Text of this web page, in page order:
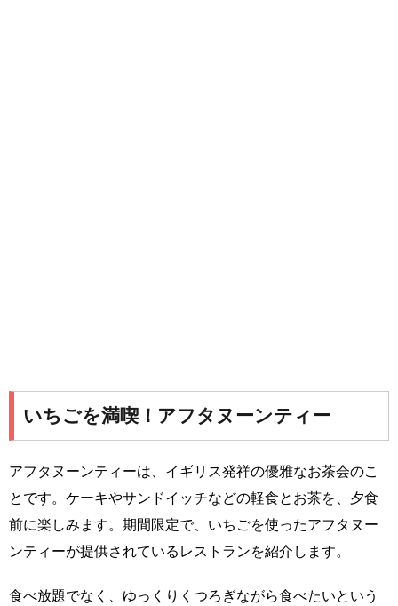
いちごを満喫！アフタヌーンティー
アフタヌーンティーは、イギリス発祥の優雅なお茶会のこ
とです。ケーキやサンドイッチなどの軽食とお茶を、夕食
前に楽しみます。期間限定で、いちごを使ったアフタヌー
ンティーが提供されているレストランを紹介します。
食べ放題でなく、ゆっくりくつろぎながら食べたいという